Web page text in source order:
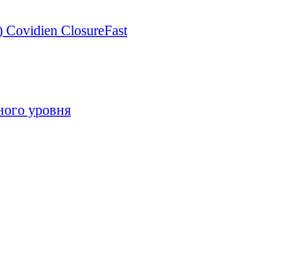
Covidien ClosureFast
уровня